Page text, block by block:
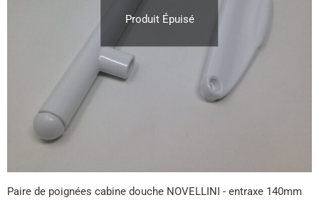
Produit Épuisé
Paire de poignées cabine douche NOVELLINI - entraxe 140mm